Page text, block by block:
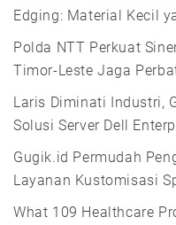
Edging: Material Kecil
Polda NTT Perkuat
Timor-Leste Jaga
Laris Diminati Industri,
Solusi Server Dell
Gugik.id Permudah
Layanan Kustomisasi
What 109 Healthcare